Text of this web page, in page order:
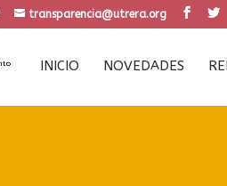
transparencia@utrera.org
INICIO NOVEDADES